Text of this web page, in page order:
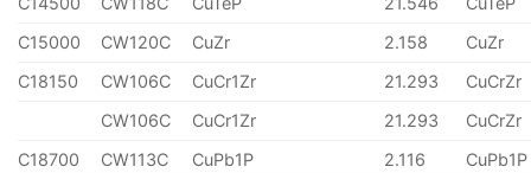
C15000
CW120C CuZr 2.158
CuZr
C18150
CW106C CuCr1Zr 21.293
CuCrZr
CW106C
CuCr1Zr 21.293
CuCrZr
C18700
CW113C CuPb1P 2.116
CuPb1P